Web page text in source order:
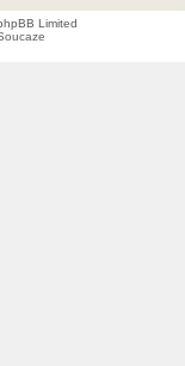
Limited